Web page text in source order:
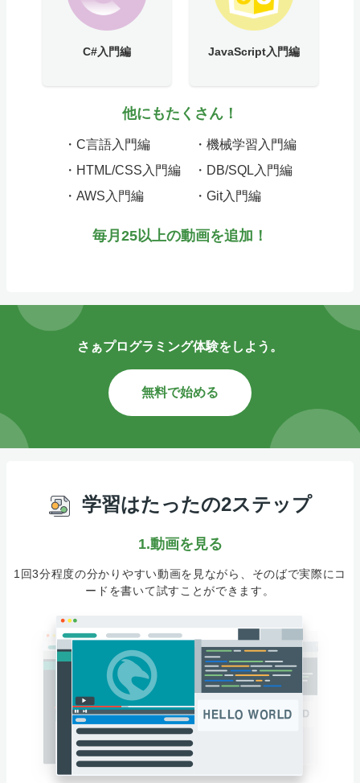
C#入門編 JavaScript入門編
他にもたくさん！
・C言語入門編
・HTML/CSS入門編
・AWS入門編
・機械学習入門編
・DB/SQL入門編
・Git入門編
毎月25以上の動画を追加！
さぁプログラミング体験をしよう。
無料で始める
学習はたったの2ステップ
1.動画を見る
1回3分程度の分かりやすい動画を見ながら、そのばで実際にコ
ードを書いて試すことができます。